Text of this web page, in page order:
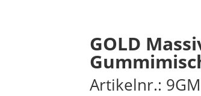
GOLD
Artikelnr.: